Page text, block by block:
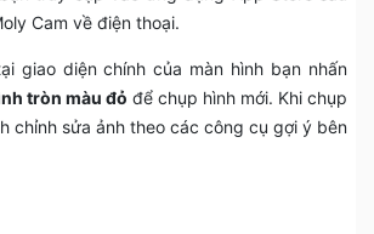
Cam về điện thoại.
giao diện chính của màn hình bạn nhấn
tròn màu đỏ để chụp hình mới. Khi chụp
chỉnh sửa ảnh theo các công cụ gợi ý bên